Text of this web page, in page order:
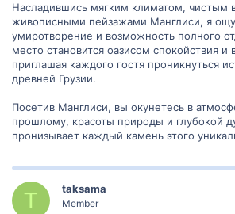
Насладившись мягким климатом, чистым
живописными пейзажами Манглиси, я
умиротворение и возможность полного
место становится оазисом спокойствия и
приглашая каждого гостя проникнуться
древней Грузии.
Посетив Манглиси, вы окунетесь в
прошлому, красоты природы и глубокой
пронизывает каждый камень этого
T taksama
Member